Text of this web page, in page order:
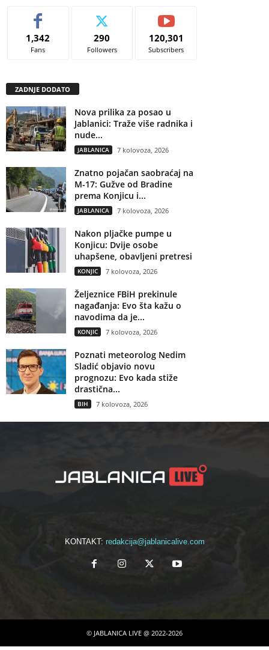
1,342
Fans
290
Followers
120,301
Subscribers
ZADNJE DODATO
Nova prilika za posao u
Jablanici: Traže više radnika i
nude...
JABLANICA 7 kolovoza, 2026
Znatno pojačan saobraćaj na
M-17: Gužve od Bradine
prema Konjicu i...
JABLANICA 7 kolovoza, 2026
Nakon pljačke pumpe u
Konjicu: Dvije osobe
uhapšene, obavljeni pretresi
KONJIC 7 kolovoza, 2026
Željeznice FBiH prekinule
nagađanja: Evo šta kažu o
navodima da je...
KONJIC 7 kolovoza, 2026
Poznati meteorolog Nedim
Sladić objavio novu
prognozu: Evo kada stiže
drastična...
BIH 7 kolovoza, 2026
KONTAKT: redakcija@jablanicalive.com
© JABLANICA LIVE @ 2022-2026